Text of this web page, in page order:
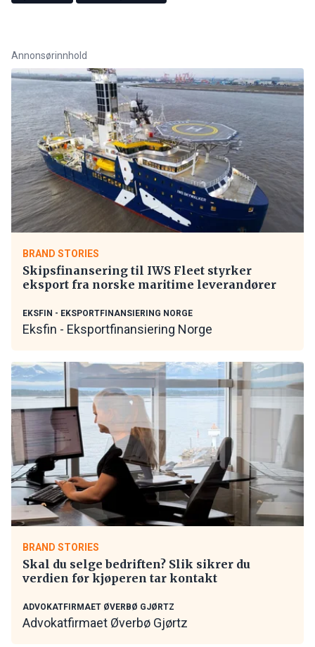
Annonsørinnhold
BRAND STORIES
Skipsfinansering til IWS Fleet styrker
eksport fra norske maritime leverandører
EKSFIN - EKSPORTFINANSIERING NORGE
Eksfin - Eksportfinansiering Norge
BRAND STORIES
Skal du selge bedriften? Slik sikrer du
verdien før kjøperen tar kontakt
ADVOKATFIRMAET ØVERBØ GJØRTZ
Advokatfirmaet Øverbø Gjørtz